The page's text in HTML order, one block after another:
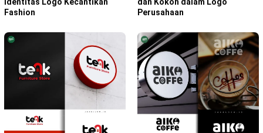
Fashion
Perusahaan